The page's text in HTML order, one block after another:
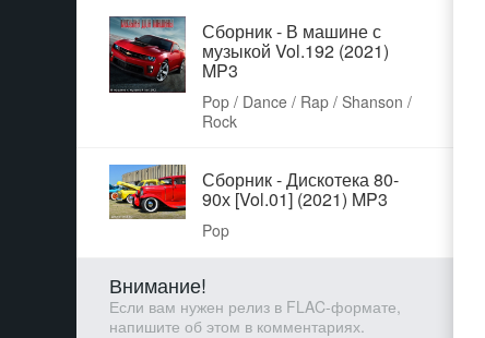
Сборник - В машине с
музыкой Vol.192 (2021)
MP3
Pop / Dance / Rap / Shanson /
Rock
Сборник - Дискотека 80-
90х [Vol.01] (2021) MP3
Pop
Внимание!
Если вам нужен релиз в FLAC-формате,
напишите об этом в комментариях.